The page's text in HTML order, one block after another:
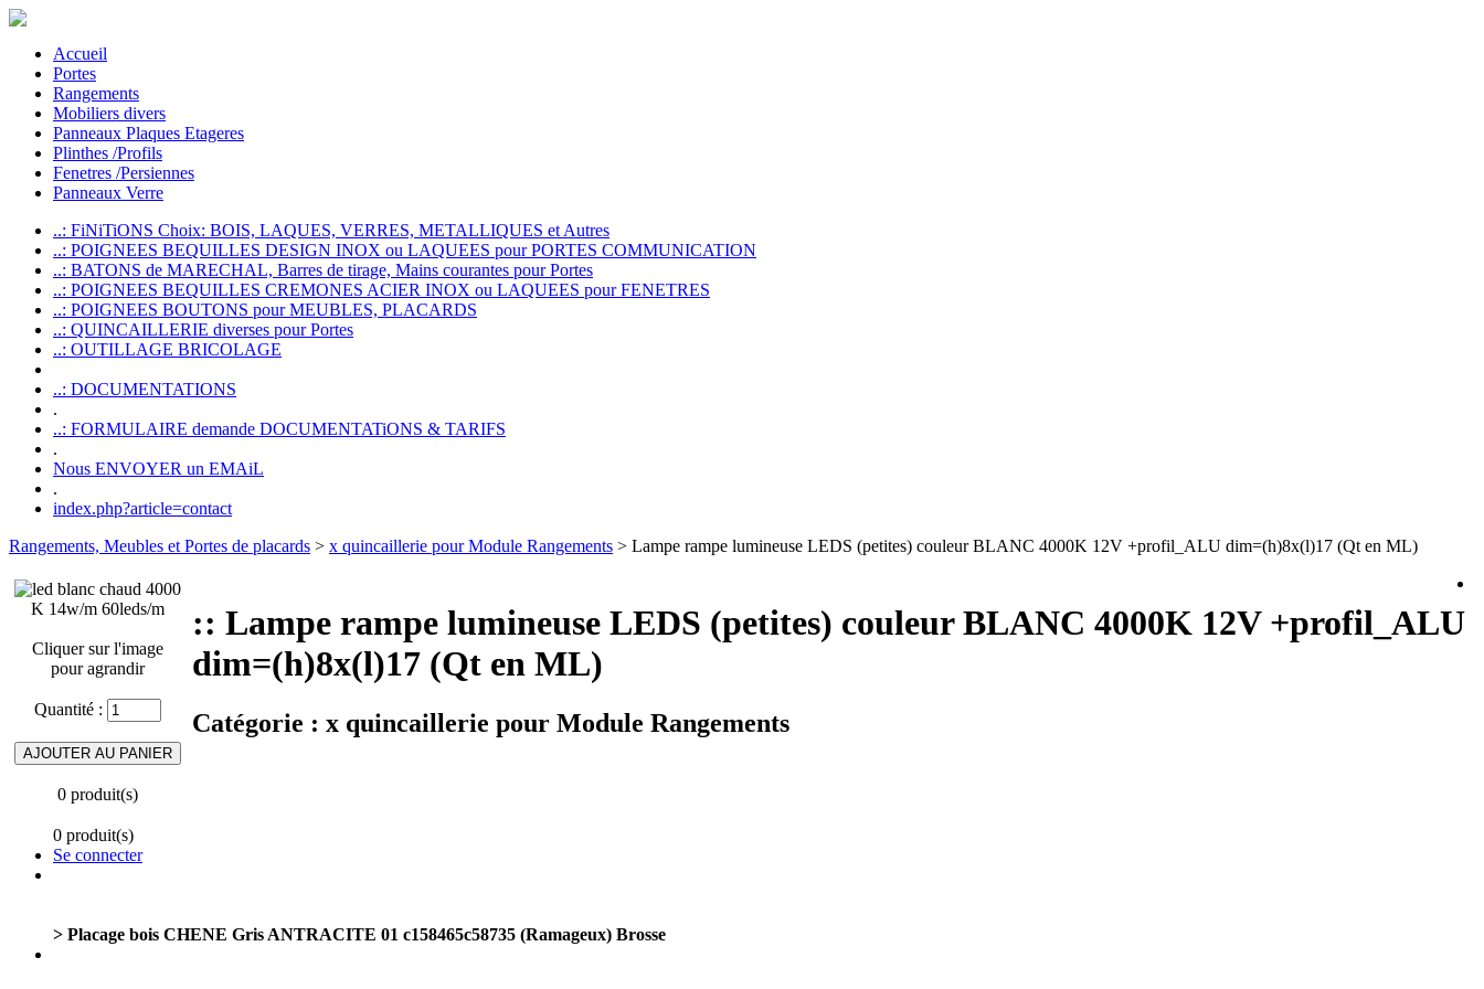
Accueil
Portes
Rangements
Mobiliers divers
Panneaux Plaques Etageres
Plinthes /Profils
Fenetres /Persiennes
Panneaux Verre
..: FiNiTiONS Choix: BOIS, LAQUES, VERRES, METALLIQUES et Autres
..: POIGNEES BEQUILLES DESIGN INOX ou LAQUEES pour PORTES COMMUNICATION
..: BATONS de MARECHAL, Barres de tirage, Mains courantes pour Portes
..: POIGNEES BEQUILLES CREMONES ACIER INOX ou LAQUEES pour FENETRES
..: POIGNEES BOUTONS pour MEUBLES, PLACARDS
..: QUINCAILLERIE diverses pour Portes
..: OUTILLAGE BRICOLAGE
..: DOCUMENTATIONS
.
..: FORMULAIRE demande DOCUMENTATiONS & TARIFS
.
Nous ENVOYER un EMAiL
.
index.php?article=contact
Rangements, Meubles et Portes de placards > x quincaillerie pour Module Rangements > Lampe rampe lumineuse LEDS (petites) couleur BLANC 4000K 12V +profil_ALU dim=(h)8x(l)17 (Qt en ML)
Cliquer sur l'image
pour agrandir
Quantité :
0 produit(s)
:: Lampe rampe lumineuse LEDS (petites) couleur BLANC 4000K 12V +profil_ALU
dim=(h)8x(l)17 (Qt en ML)
Catégorie : x quincaillerie pour Module Rangements
0 produit(s)
Se connecter
> Placage bois CHENE Gris ANTRACITE 01 c158465c58735 (Ramageux) Brosse